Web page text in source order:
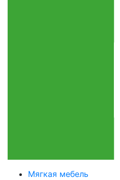
Мягкая мебель